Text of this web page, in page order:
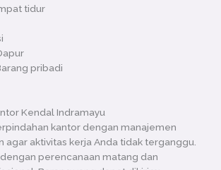
tidur
pribadi
Kendal Indramayu
kantor dengan manajemen
agar aktivitas kerja Anda tidak terganggu.
perencanaan matang dan